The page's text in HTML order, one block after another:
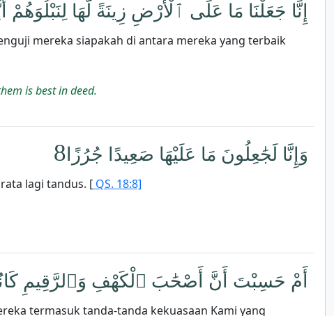
إِنَّا جَعَلْنَا مَا عَلَى ٱلْأَرْضِ زِينَةً لَّهَا
mereka siapakah di antara mereka yang terbaik
is best in deed.
وَإِنَّا لَجَٰعِلُونَ مَا عَلَيْهَا صَعِيدًا جُرُزًا 8
lagi tandus. [ QS. 18:8]
أَمْ حَسِبْتَ أَنَّ أَصْحَٰبَ ٱلْكَهْفِ وَٱلرَّقِيمِ
termasuk tanda-tanda kekuasaan Kami yang